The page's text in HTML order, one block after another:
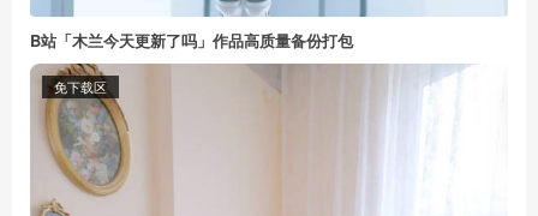
B站「木兰今天更新了吗」作品高质量备份打包
免下载区